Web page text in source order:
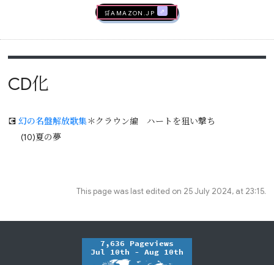
🛒AMAZON.jp
CD化
💽幻の名盤解放歌集＊クラウン編 ハートを狙い撃ち
(10)夏の夢
This page was last edited on 25 July 2024, at 23:15.